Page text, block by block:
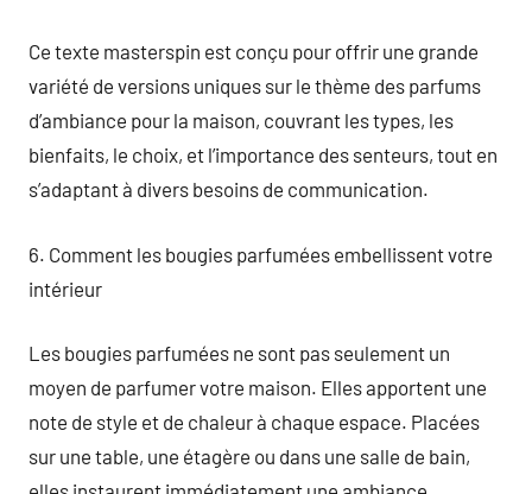
Ce texte masterspin est conçu pour offrir une grande
variété de versions uniques sur le thème des parfums
d’ambiance pour la maison, couvrant les types, les
bienfaits, le choix, et l’importance des senteurs, tout en
s’adaptant à divers besoins de communication.
6. Comment les bougies parfumées embellissent votre
intérieur
Les bougies parfumées ne sont pas seulement un
moyen de parfumer votre maison. Elles apportent une
note de style et de chaleur à chaque espace. Placées
sur une table, une étagère ou dans une salle de bain,